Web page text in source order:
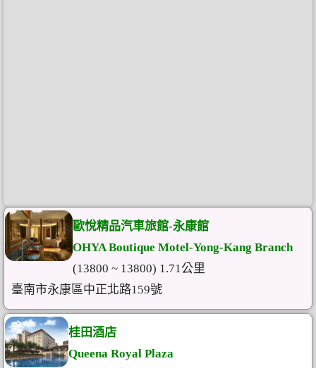
歐悅精品汽車旅館-永康館
OHYA Boutique Motel-Yong-Kang Branch
(13800 ~ 13800) 1.71公里
臺南市永康區中正北路159號
桂田酒店
Queena Royal Plaza